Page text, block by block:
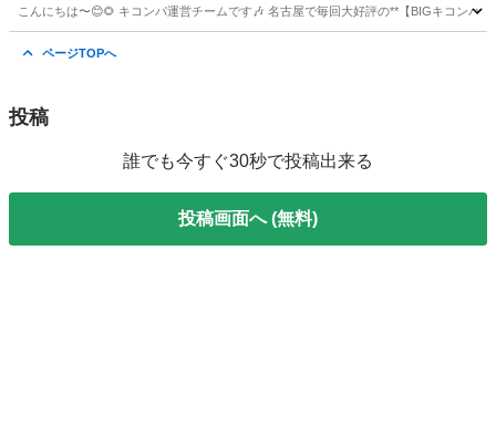
こんにちは〜😊🌻 キコンパ運営チームです🎶 名古屋で毎回大好評の**【BIGキコンパ
ページTOPへ
投稿
誰でも今すぐ30秒で投稿出来る
投稿画面へ (無料)